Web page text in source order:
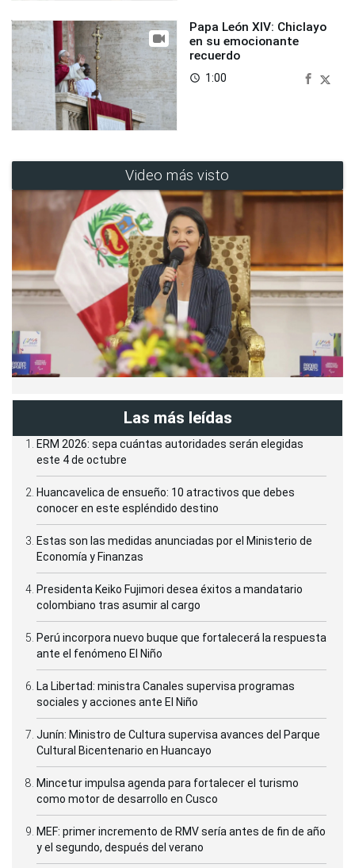
Papa León XIV: Chiclayo
en su emocionante
recuerdo
access_time 1:00
Video más visto
Las más leídas
ERM 2026: sepa cuántas autoridades serán elegidas
este 4 de octubre
Huancavelica de ensueño: 10 atractivos que debes
conocer en este espléndido destino
Estas son las medidas anunciadas por el Ministerio de
Economía y Finanzas
Presidenta Keiko Fujimori desea éxitos a mandatario
colombiano tras asumir al cargo
Perú incorpora nuevo buque que fortalecerá la respuesta
ante el fenómeno El Niño
La Libertad: ministra Canales supervisa programas
sociales y acciones ante El Niño
Junín: Ministro de Cultura supervisa avances del Parque
Cultural Bicentenario en Huancayo
Mincetur impulsa agenda para fortalecer el turismo
como motor de desarrollo en Cusco
MEF: primer incremento de RMV sería antes de fin de año
y el segundo, después del verano